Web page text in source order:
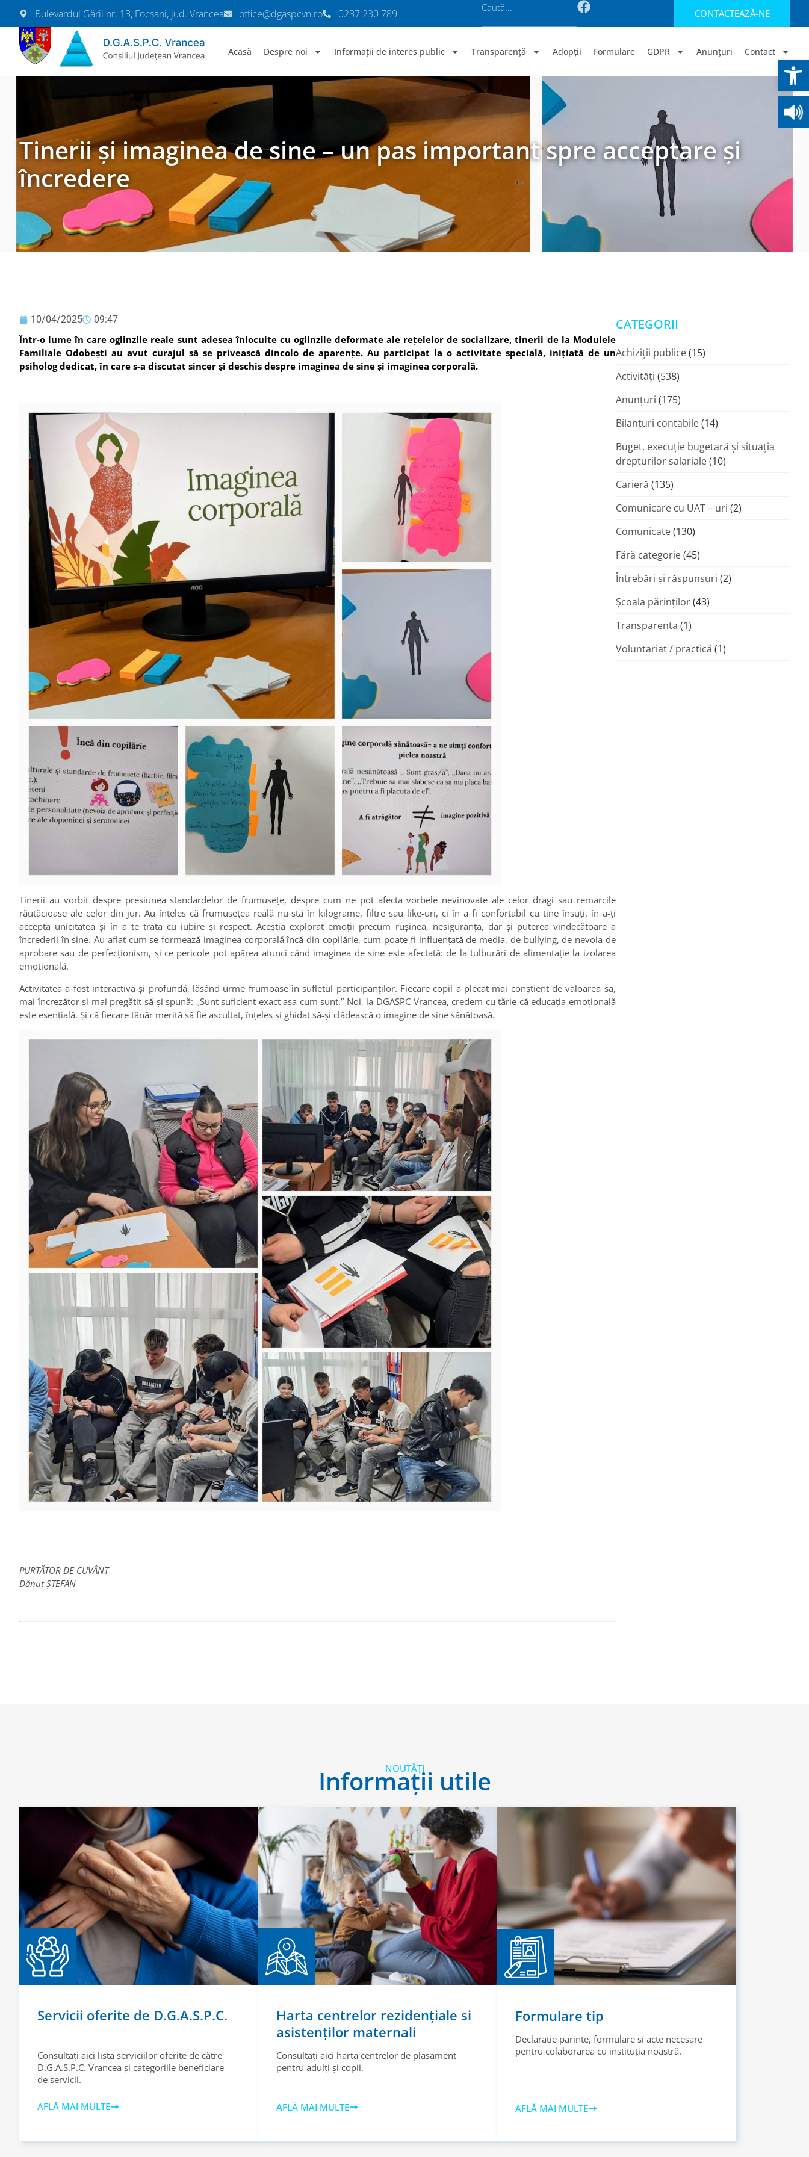
Bulevardul Gării nr. 13, Focșani, jud. Vrancea office@dgaspcvn.ro 0237 230 789 CONTACTEAZĂ-NE
Acasă Despre noi Informații de interes public Transparență Adopții Formulare GDPR Anunțuri Contact
Tinerii și imaginea de sine – un pas important spre acceptare și
încredere
10/04/2025 09:47
Într-o lume în care oglinzile reale sunt adesea înlocuite cu oglinzile deformate ale rețelelor de socializare, tinerii de la Modulele
Familiale Odobești au avut curajul să se privească dincolo de aparențe. Au participat la o activitate specială, inițiată de un
psiholog dedicat, în care s-a discutat sincer și deschis despre imaginea de sine și imaginea corporală.
Tinerii au vorbit despre presiunea standardelor de frumusețe, despre cum ne pot afecta vorbele nevinovate ale celor dragi sau remarcile
răutăcioase ale celor din jur. Au înțeles că frumusețea reală nu stă în kilograme, filtre sau like-uri, ci în a fi confortabil cu tine însuți, în a-ți
accepta unicitatea și în a te trata cu iubire și respect. Aceștia explorat emoții precum rușinea, nesiguranța, dar și puterea vindecătoare a
încrederii în sine. Au aflat cum se formează imaginea corporală încă din copilărie, cum poate fi influențată de media, de bullying, de nevoia de
aprobare sau de perfecționism, și ce pericole pot apărea atunci când imaginea de sine este afectată: de la tulburări de alimentație la izolarea
emoțională.
Activitatea a fost interactivă și profundă, lăsând urme frumoase în sufletul participanților. Fiecare copil a plecat mai conștient de valoarea sa,
mai încrezător și mai pregătit să-și spună: „Sunt suficient exact așa cum sunt.” Noi, la DGASPC Vrancea, credem cu tărie că educația emoțională
este esențială. Și că fiecare tânăr merită să fie ascultat, înțeles și ghidat să-și clădească o imagine de sine sănătoasă.
PURTĂTOR DE CUVÂNT
Dănuț ȘTEFAN
CATEGORII
Achiziții publice(15)
Activități (538)
Anunțuri (175)
Bilanțuri contabile(14)
Buget, execuție bugetară și situația
drepturilor salariale(10)
Carieră (135)
Comunicare cu UAT – uri (2)
Comunicate(130)
Fără categorie(45)
Întrebări și răspunsuri (2)
Şcoala părinţilor(43)
Transparenta (1)
Voluntariat / practică (1)
NOUTĂȚI
Informații utile
Servicii oferite de D.G.A.S.P.C.
Consultați aici lista serviciilor oferite de către
D.G.A.S.P.C. Vrancea și categoriile beneficiare
de servicii.
AFLĂ MAI MULTE
Harta centrelor rezidențiale si
asistenților maternali
Consultați aici harta centrelor de plasament
pentru adulți și copii.
AFLĂ MAI MULTE
Formulare tip
Declaratie parinte, formulare si acte necesare
pentru colaborarea cu instituția noastră.
AFLĂ MAI MULTE